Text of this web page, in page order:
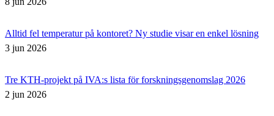
Alltid fel temperatur på kontoret? Ny studie visar en enkel lösning
3 jun 2026
Tre KTH-projekt på IVA:s lista för forskningsgenomslag 2026
2 jun 2026